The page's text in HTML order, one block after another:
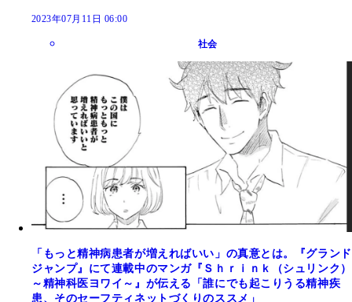
2023年07月11日 06:00
社会
「もっと精神病患者が増えればいい」の真意とは。『グランド
ジャンプ』にて連載中のマンガ『Ｓｈｒｉｎｋ（シュリンク）
～精神科医ヨワイ～』が伝える「誰にでも起こりうる精神疾
患、そのセーフティネットづくりのススメ」